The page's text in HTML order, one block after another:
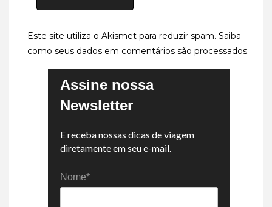
Este site utiliza o Akismet para reduzir spam. Saiba
como seus dados em comentários são processados.
Assine nossa
Newsletter
E receba nossas dicas de viagem
diretamente em seu e-mail.
Nome*